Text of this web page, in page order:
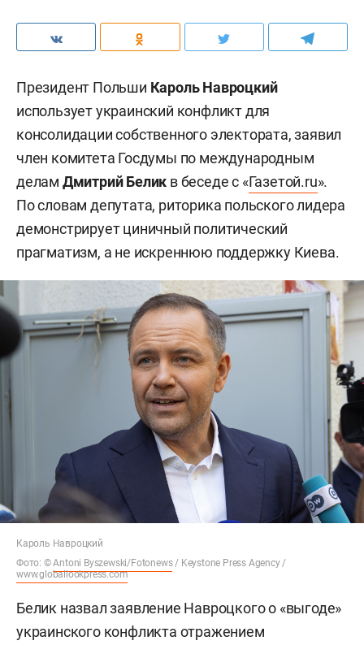
Президент Польши Кароль Навроцкий
использует украинский конфликт для
консолидации собственного электората, заявил
член комитета Госдумы по международным
делам Дмитрий Белик в беседе с «Газетой.ru».
По словам депутата, риторика польского лидера
демонстрирует циничный политический
прагматизм, а не искреннюю поддержку Киева.
Кароль Навроцкий
Фото: ©Antoni Byszewski/Fotonews/ Keystone Press Agency /
www.globallookpress.com
Белик назвал заявление Навроцкого о «выгоде»
украинского конфликта отражением